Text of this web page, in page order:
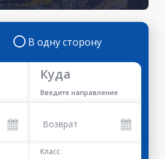
В одну сторону
Куда
Введите направление
Возврат
Класс